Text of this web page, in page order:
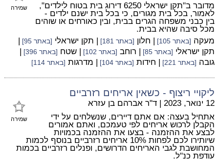
שמירה
מדובר ב"תקן ישראלי 6250 דירוג בית בטוח לילדים",
לאמור, בכל בית מגורים, כי בכל בית ישנם ילדים -
בין כבני משפחה הגרים בבית, ובין כאורחים או שוהים
מכל סיבה שהיא בבית.
מעקה [באתר 105] | חלון [באתר 181] | תקן ישראלי [באתר 95]
|
תקן ישראלי [באתר 85] | רוחב [באתר 102] | שטח [באתר 396]
|
גובה [באתר 221] | חידות [באתר 104] | מדרגות [באתר 114]
ליקויי ריצוף - כשאין אריחים רזרביים
שמירה
12 ינואר, 2023 | ד"ר אברהם בן עזרא
אתחיל בעצה: אם אתם דיירים, שנשלחים על ידי
הקבלן לרכוש אריחים לפי טעמכם, ואתם אמורים
לבצע את ההזמנה - בצעו את ההזמנה בכמויות
שיותירו לכם לפחות 10% אריחים רזרביים בנוסף לכמות
המחושבת לגבי האריחים הדרושים, ופנלים רזרביים בכמות
עודפת כנ"ל.